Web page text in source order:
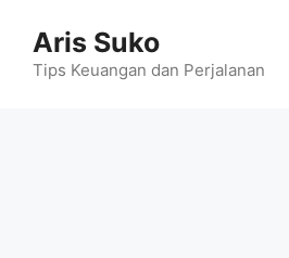
content
Aris Suko
Tips Keuangan dan Perjalanan